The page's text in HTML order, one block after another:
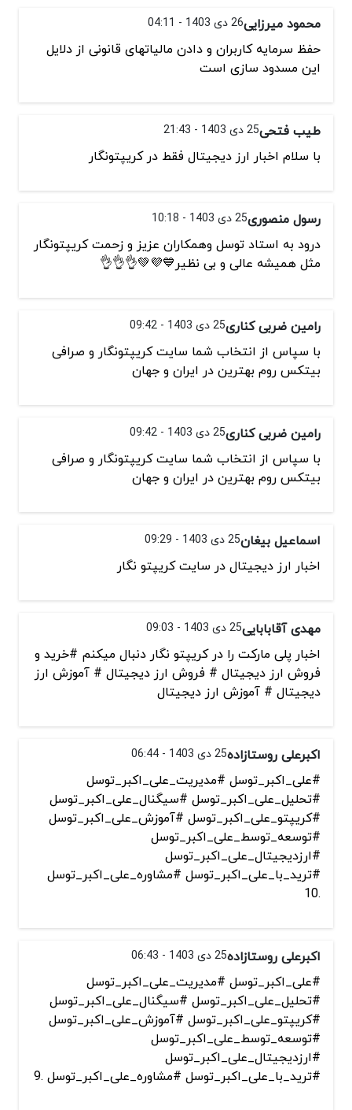
محمود میرزایی26 دی 1403 - 04:11
حفظ سرمایه کاربران و دادن مالیاتهای قانونی از دلایل
این مسدود سازی است
طیب فتحی25 دی 1403 - 21:43
با سلام اخبار ارز دیجیتال فقط در کریپتونگار
رسول منصوری25 دی 1403 - 10:18
درود به استاد توسل وهمکاران عزیز و زحمت کریپتونگار
مثل همیشه عالی و بی نظیر💙💜💚👌👌👌
رامین ضربی کناری25 دی 1403 - 09:42
با سپاس از انتخاب شما سایت کریپتونگار و صرافی
بیتکس روم بهترین در ایران و جهان
رامین ضربی کناری25 دی 1403 - 09:42
با سپاس از انتخاب شما سایت کریپتونگار و صرافی
بیتکس روم بهترین در ایران و جهان
اسماعیل بیغان25 دی 1403 - 09:29
اخبار ارز دیجیتال در سایت کریپتو نگار
مهدی آقابابایی25 دی 1403 - 09:03
اخبار پلی مارکت را در کریپتو نگار دنبال میکنم #خرید و
فروش ارز دیجیتال # فروش ارز دیجیتال # آموزش ارز
دیجیتال # آموزش ارز دیجیتال
اکبرعلی روستازاده25 دی 1403 - 06:44
#علی_اکبر_توسل #مدیریت_علی_اکبر_توسل
#تحلیل_علی_اکبر_توسل #سیگنال_علی_اکبر_توسل
#کریپتو_علی_اکبر_توسل #آموزش_علی_اکبر_توسل
#توسعه_توسط_علی_اکبر_توسل
#ارزدیجیتال_علی_اکبر_توسل
#ترید_با_علی_اکبر_توسل #مشاوره_علی_اکبر_توسل
.10
اکبرعلی روستازاده25 دی 1403 - 06:43
#علی_اکبر_توسل #مدیریت_علی_اکبر_توسل
#تحلیل_علی_اکبر_توسل #سیگنال_علی_اکبر_توسل
#کریپتو_علی_اکبر_توسل #آموزش_علی_اکبر_توسل
#توسعه_توسط_علی_اکبر_توسل
#ارزدیجیتال_علی_اکبر_توسل
#ترید_با_علی_اکبر_توسل #مشاوره_علی_اکبر_توسل .9